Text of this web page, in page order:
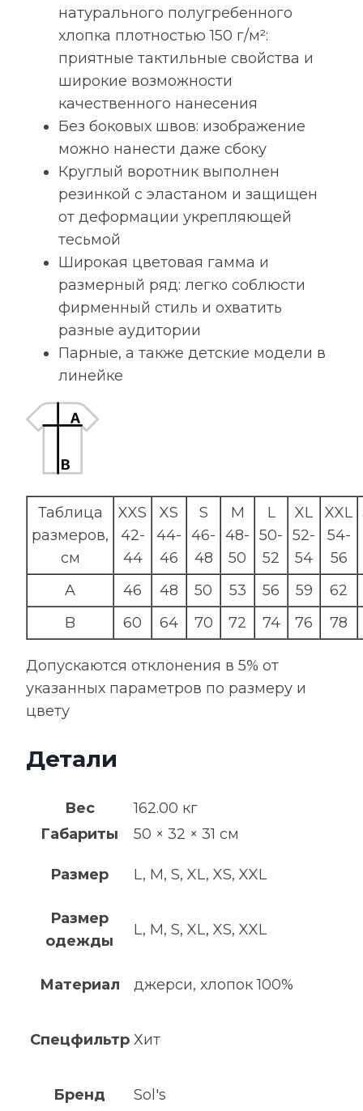
натурального полугребенного
хлопка плотностью 150 г/м²:
приятные тактильные свойства и
широкие возможности
качественного нанесения
Без боковых швов: изображение
можно нанести даже сбоку
Круглый воротник выполнен
резинкой с эластаном и защищен
от деформации укрепляющей
тесьмой
Широкая цветовая гамма и
размерный ряд: легко соблюсти
фирменный стиль и охватить
разные аудитории
Парные, а также детские модели в
линейке
Таблица
размеров,
см
XXS
42-
44
XS
44-
46
S
46-
48
M
48-
50
L
50-
52
XL
52-
54
XXL
54-
56
A 46 48 50 53 56 59
62
B
60 64 70 72 74 76 78
Допускаются отклонения в 5% от
указанных параметров по размеру и
цвету
Детали
Вес
162.00 кг
Габариты
50 × 32 × 31 см
Размер L, M, S, XL, XS, XXL
Размер
одежды
L, M, S, XL, XS, XXL
Материал джерси, хлопок 100%
Спецфильтр Хит
Бренд Sol's